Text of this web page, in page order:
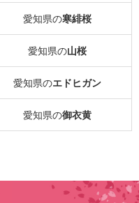
愛知県の寒緋桜
愛知県の山桜
愛知県のエドヒガン
愛知県の御衣黄